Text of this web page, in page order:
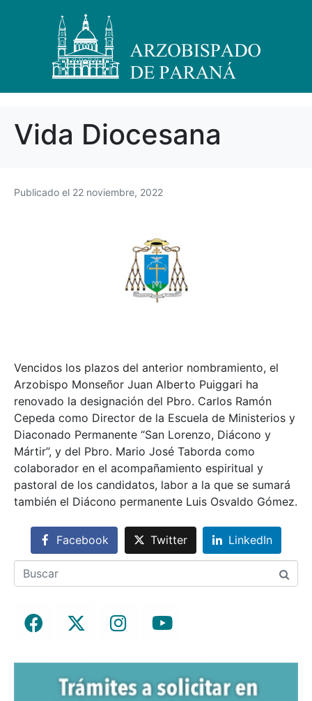
Vida Diocesana
Publicado el 22 noviembre, 2022
Vencidos los plazos del anterior nombramiento, el
Arzobispo Monseñor Juan Alberto Puiggari ha
renovado la designación del Pbro. Carlos Ramón
Cepeda como Director de la Escuela de Ministerios y
Diaconado Permanente “San Lorenzo, Diácono y
Mártir”, y del Pbro. Mario José Taborda como
colaborador en el acompañamiento espiritual y
pastoral de los candidatos, labor a la que se sumará
también el Diácono permanente Luis Osvaldo Gómez.
Facebook Twitter LinkedIn